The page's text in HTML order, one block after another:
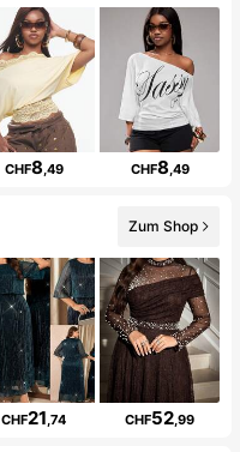
CHF8,49 CHF8,49
Zum Shop
CHF21,74 CHF52,99